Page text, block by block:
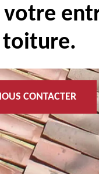
votre
toiture.
CONTACTER